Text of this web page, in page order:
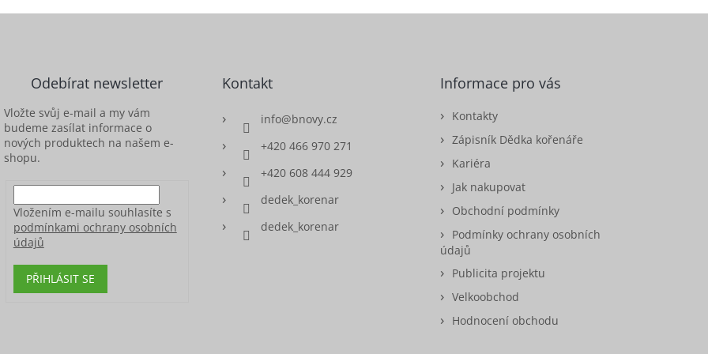
Odebírat newsletter
Vložte svůj e-mail a my vám
budeme zasílat informace o
nových produktech na našem e-
shopu.
Vložením e-mailu souhlasíte s
podmínkami ochrany osobních
údajů
PŘIHLÁSIT SE
Kontakt
info@bnovy.cz
+420 466 970 271
+420 608 444 929
dedek_korenar
dedek_korenar
Informace pro vás
Kontakty
Zápisník Dědka kořenáře
Kariéra
Jak nakupovat
Obchodní podmínky
Podmínky ochrany osobních
údajů
Publicita projektu
Velkoobchod
Hodnocení obchodu